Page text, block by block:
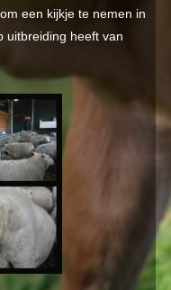
een kijkje te nemen in
uitbreiding heeft van